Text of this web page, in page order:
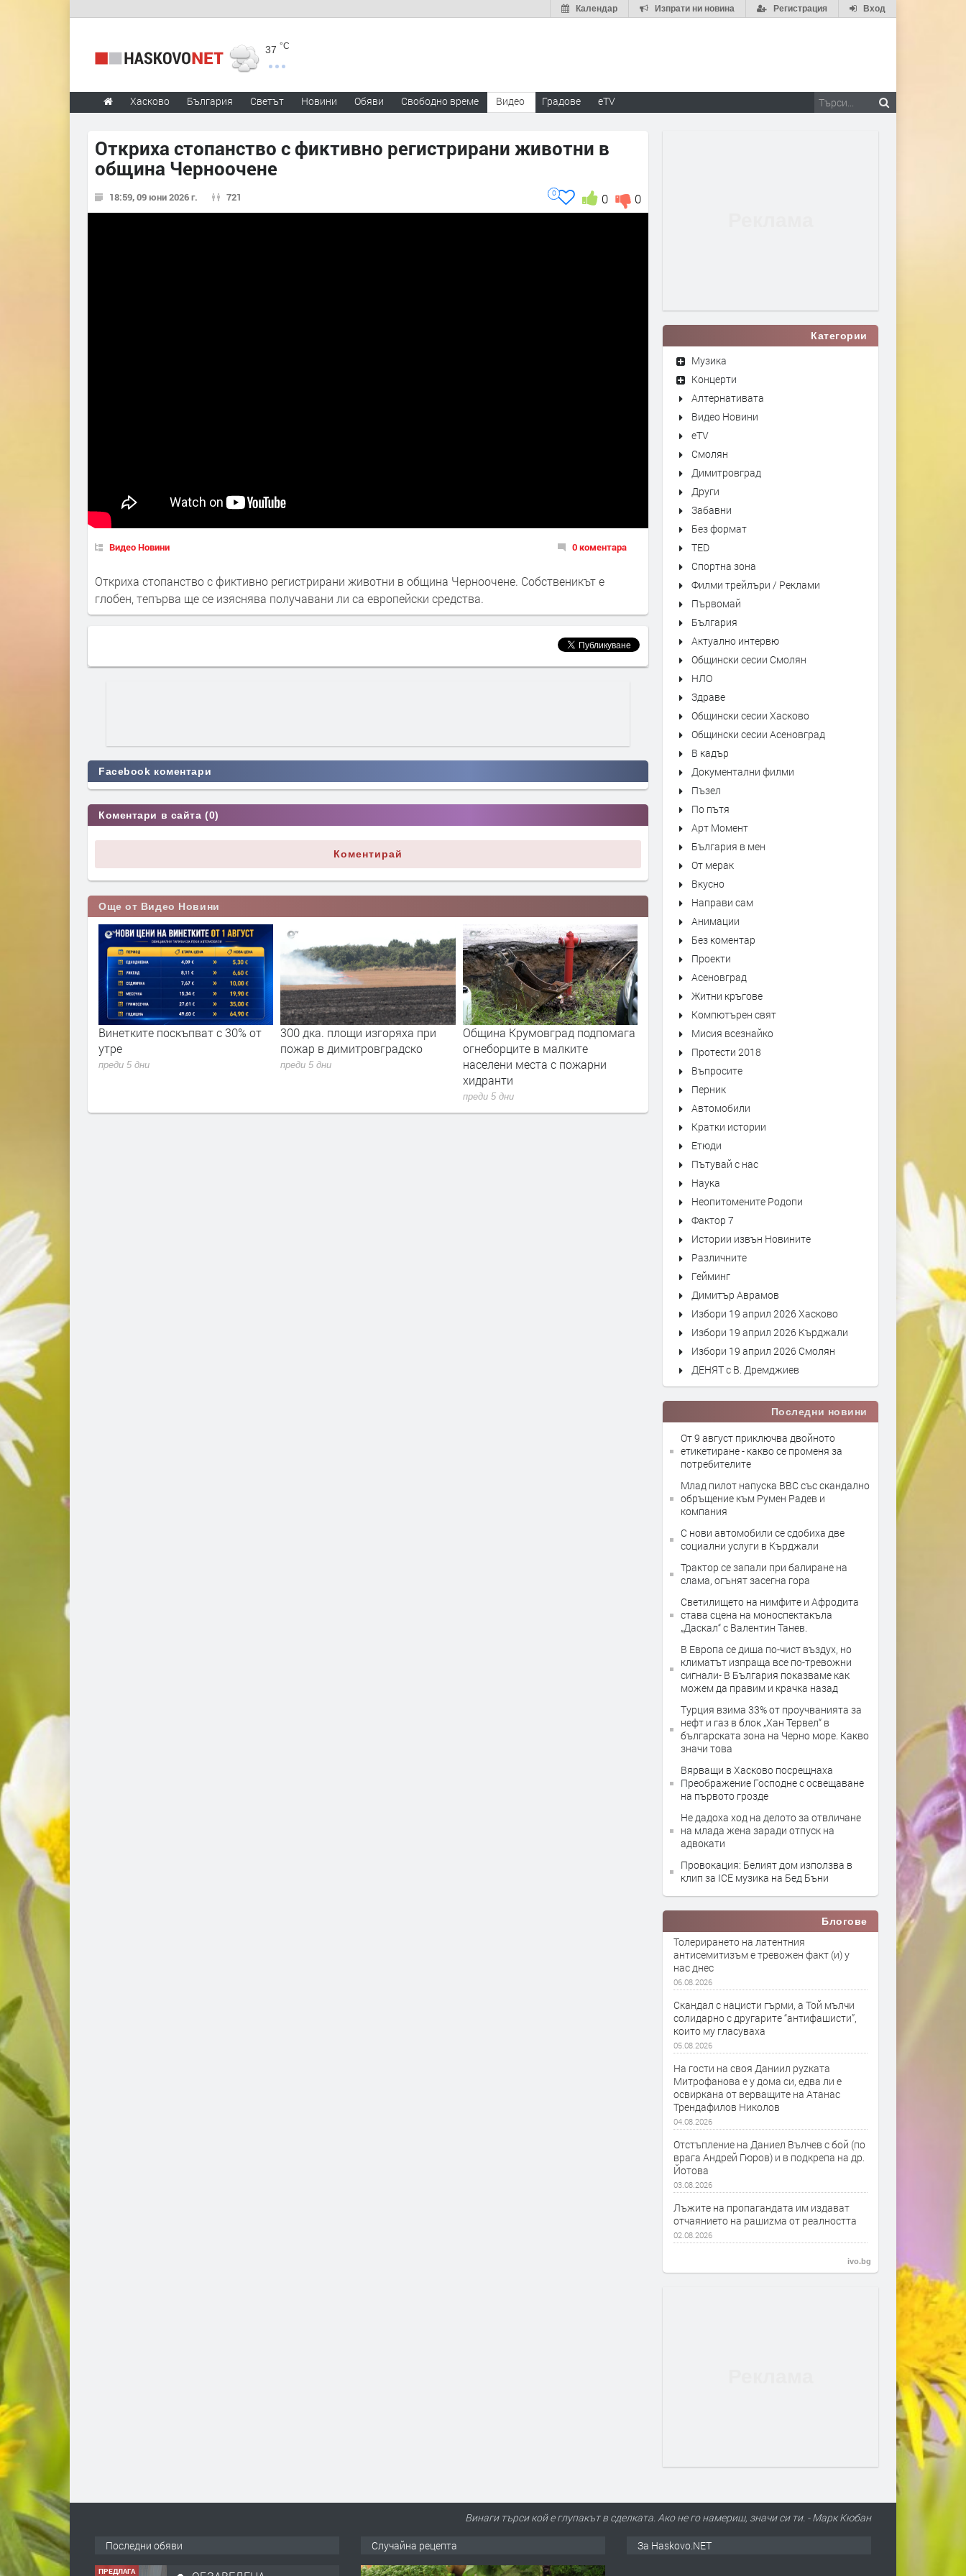
Вход
Регистрация
Изпрати ни новина
Календар
37 °C
Хасково България Светът Новини Обяви Свободно време Видео Градове eTV
Откриха стопанство с фиктивно регистрирани животни в
община Черноочене
18:59, 09 юни 2026 г. 721 0
0
0
Видео Новини 0 коментара
Откриха стопанство с фиктивно регистрирани животни в община Черноочене. Собственикът е
глобен, тепърва ще се изяснява получавани ли са европейски средства.
Facebook коментари
Коментари в сайта (0)
Коментирай
Още от Видео Новини
поскъпват с 30% от
300 дка. площи изгоряха при
пожар в димитровградско
преди 5 дни
Община Крумовград подпомага
огнеборците в малките
населени места с пожарни
Първо издание на „Записки по
българските въстания“ от 1892
г. може да се види в архива на
Кърджали
преди 5 дни
Оставиха в ареста тримата
мъже, обвинени в побой над
спасител. Роднините им
окупираха съда
преди 6 дни
Категории
Музика
Концерти
Алтернативата
Видео Новини
eTV
Смолян
Димитровград
Други
Забавни
Без формат
TED
Спортна зона
Филми трейлъри / Реклами
Първомай
България
Актуално интервю
Общински сесии Смолян
НЛО
Здраве
Общински сесии Хасково
Общински сесии Асеновград
В кадър
Документални филми
Пъзел
По пътя
Арт Момент
България в мен
От мерак
Вкусно
Направи сам
Анимации
Без коментар
Проекти
Асеновград
Житни кръгове
Компютърен свят
Мисия всезнайко
Протести 2018
Въпросите
Перник
Автомобили
Кратки истории
Етюди
Пътувай с нас
Наука
Неопитомените Родопи
Фактор 7
Истории извън Новините
Различните
Гейминг
Димитър Аврамов
Избори 19 април 2026 Хасково
Избори 19 април 2026 Кърджали
Избори 19 април 2026 Смолян
ДЕНЯТ с В. Дремджиев
Последни новини
От 9 август приключва двойното
етикетиране - какво се променя за
потребителите
Млад пилот напуска ВВС със скандално
обръщение към Румен Радев и
компания
С нови автомобили се сдобиха две
социални услуги в Кърджали
Трактор се запали при балиране на
слама, огънят засегна гора
Светилището на нимфите и Афродита
става сцена на моноспектакъла
„Даскал“ с Валентин Танев.
В Европа се диша по-чист въздух, но
климатът изпраща все по-тревожни
сигнали- В България показваме как
можем да правим и крачка назад
Турция взима 33% от проучванията за
нефт и газ в блок „Хан Тервел“ в
българската зона на Черно море. Какво
значи това
Вярващи в Хасково посрещнаха
Преображение Господне с освещаване
на първото грозде
Не дадоха ход на делото за отвличане
на млада жена заради отпуск на
адвокати
Провокация: Белият дом използва в
клип за ICE музика на Бед Бъни
Блогове
Толерирането на латентния
антисемитизъм е тревожен факт (и) у
нас днес
06.08.2026
Скандал с нацисти гърми, а Той мълчи
солидарно с другарите “антифашисти”,
които му гласуваха
05.08.2026
На гости на своя Даниил руzката
Митрофанова е у дома си, едва ли е
освиркана от верващите на Атанас
Трендафилов Николов
04.08.2026
Отстъпление на Даниел Вълчев с бой (по
врага Андрей Гюров) и в подкрепа на др.
Йотова
03.08.2026
Лъжите на пропагандата им издават
отчаянието на рашиzма от реалността
02.08.2026
ivo.bg
Винаги търси кой е глупакът в сделката. Ако не го намериш, значи си ти. - Марк Кюбан
Последни обяви
ПРЕДЛАГА
НАЕМ В КВ. „ОРФЕЙ“ –
Случайна рецепта За Haskovo.NET